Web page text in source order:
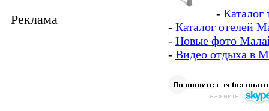
Реклама -
- Каталог отелей
- Новые фото
- Видео отдыха в